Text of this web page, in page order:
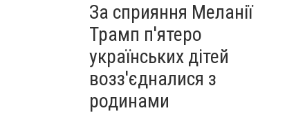
За сприяння Меланії
Трамп п'ятеро
українських дітей
возз'єдналися з
родинами